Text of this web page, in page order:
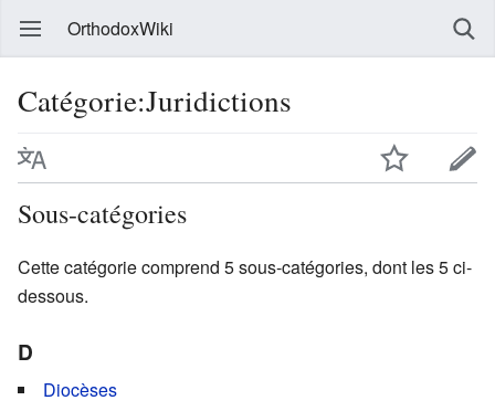
OrthodoxWiki
Catégorie:Juridictions
Sous-catégories
Cette catégorie comprend 5 sous-catégories, dont les 5 ci-
dessous.
D
Diocèses